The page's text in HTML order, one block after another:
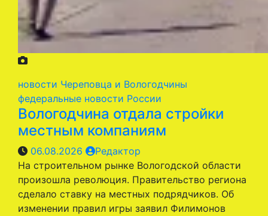
новости Череповца и Вологодчины
федеральные новости России
Вологодчина отдала стройки
местным компаниям
06.08.2026
Редактор
На строительном рынке Вологодской области
произошла революция. Правительство региона
сделало ставку на местных подрядчиков. Об
изменении правил игры заявил Филимонов